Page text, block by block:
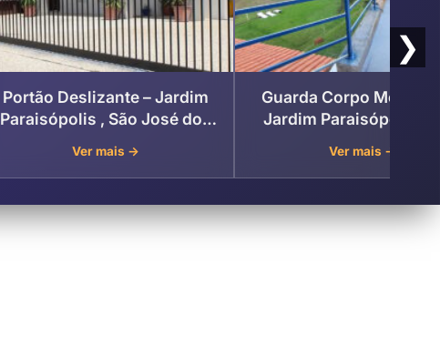
Portão Deslizante – Jardim
Paraisópolis , São José dos
Campos
Ver mais →
Guarda Corpo Metálico
Jardim Paraisópolis –
José dos Campos
Ver mais →
❯